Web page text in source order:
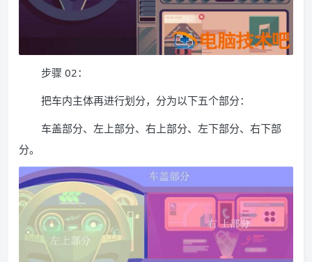
步骤 02：
把车内主体再进行划分，分为以下五个部分：
车盖部分、左上部分、右上部分、左下部分、右下部
分。